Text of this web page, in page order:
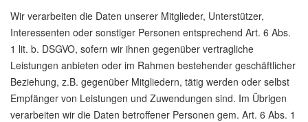
Wir verarbeiten die Daten unserer Mitglieder, Unterstützer,
Interessenten oder sonstiger Personen entsprechend Art. 6 Abs.
1 lit. b. DSGVO, sofern wir ihnen gegenüber vertragliche
Leistungen anbieten oder im Rahmen bestehender geschäftlicher
Beziehung, z.B. gegenüber Mitgliedern, tätig werden oder selbst
Empfänger von Leistungen und Zuwendungen sind. Im Übrigen
verarbeiten wir die Daten betroffener Personen gem. Art. 6 Abs. 1